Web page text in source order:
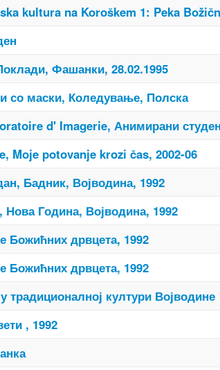
kultura na Koroškem 1: Peka
Фашанки, 28.02.1995
со маски, Коледување, Полска
d' Imagerie, Анимирани
Moje potovanje krozi čas, 2002-06
Бадник, Војводина, 1992
Година, Војводина, 1992
Божићних дрвцета, 1992
Божићних дрвцета, 1992
култури Војводине
, 1992